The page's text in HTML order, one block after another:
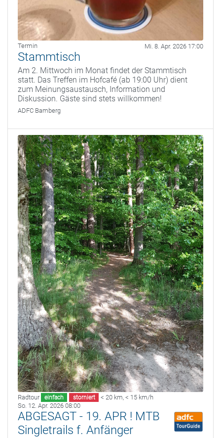
Termin Mi. 8. Apr. 2026 17:00
Stammtisch
Am 2. Mittwoch im Monat findet der Stammtisch
statt. Das Treffen im Hofcafé (ab 19:00 Uhr) dient
zum Meinungsaustausch, Information und
Diskussion. Gäste sind stets willkommen!
ADFC Bamberg
Radtour einfach storniert < 20 km, < 15 km/h
So. 12. Apr. 2026 08:00
ABGESAGT - 19. APR ! MTB
Singletrails f. Anfänger